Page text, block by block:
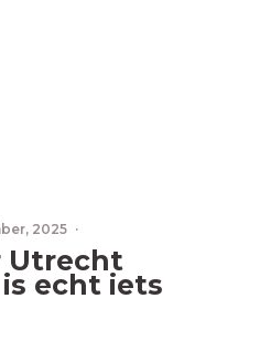
2025 ·
Utrecht
echt iets